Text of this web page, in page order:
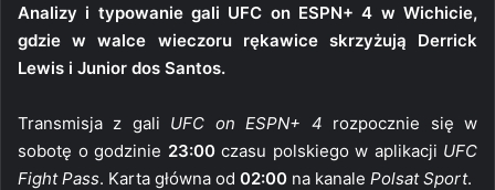
Analizy i typowanie gali UFC on ESPN+ 4 w Wichicie,
gdzie w walce wieczoru rękawice skrzyżują Derrick
Lewis i Junior dos Santos.
Transmisja z gali UFC on ESPN+ 4 rozpocznie się w
sobotę o godzinie 23:00czasu polskiego w aplikacji UFC
Fight Pass. Karta główna od 02:00 na kanale Polsat Sport.